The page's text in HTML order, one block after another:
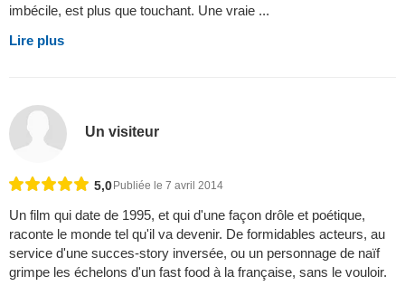
imbécile, est plus que touchant. Une vraie ...
Lire plus
Un visiteur
5,0 Publiée le 7 avril 2014
Un film qui date de 1995, et qui d'une façon drôle et poétique,
raconte le monde tel qu'il va devenir. De formidables acteurs, au
service d'une succes-story inversée, ou un personnage de naïf
grimpe les échelons d'un fast food à la française, sans le vouloir.